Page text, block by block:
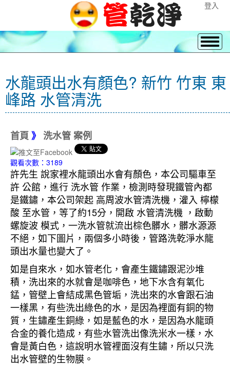
登入
水龍頭出水有顏色? 新竹 竹東 東
峰路 水管清洗
首頁 》 洗水管 案例
觀看次數：3189
許先生 說家裡水龍頭出水會有顏色，本公司驅車至
許 公館，進行 洗水管 作業，檢測時發現鐵管內都
是鐵鏽，本公司架起 高周波水管清洗機，灌入 檸檬
酸 至水管，等了約15分，開啟 水管清洗機 ，啟動
螺旋波 模式，一洗水管就流出棕色髒水，髒水源源
不絕，如下圖片，兩個多小時後，管路洗乾淨水龍
頭出水量也變大了。
如是自來水，如水管老化，會產生鐵鏽跟泥沙堆
積，洗出來的水就會是咖啡色，地下水含有氧化
錳，管壁上會結成黑色管垢，洗出來的水會跟石油
一樣黑，有些洗出綠色的水，是因為裡面有銅的物
質，生鏽產生銅綠，如是藍色的水，是因為水龍頭
合金的養化造成，有些水管洗出像洗米水一樣，水
會是黃白色，這說明水管裡面沒有生鏽，所以只洗
出水管壁的生物膜。